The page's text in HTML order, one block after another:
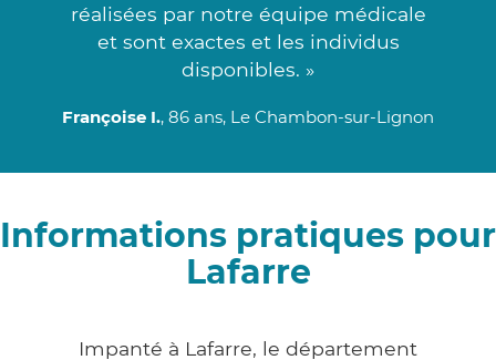
réalisées par notre équipe médicale
et sont exactes et les individus
disponibles. »
Françoise I., 86 ans, Le Chambon-sur-Lignon
Informations pratiques pour
Lafarre
Impanté à Lafarre, le département